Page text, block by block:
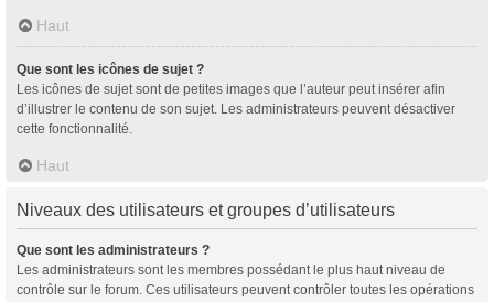
Haut
Que sont les icônes de sujet ?
Les icônes de sujet sont de petites images que l’auteur peut insérer afin
d’illustrer le contenu de son sujet. Les administrateurs peuvent désactiver
cette fonctionnalité.
Haut
Niveaux des utilisateurs et groupes d’utilisateurs
Que sont les administrateurs ?
Les administrateurs sont les membres possédant le plus haut niveau de
contrôle sur le forum. Ces utilisateurs peuvent contrôler toutes les opérations